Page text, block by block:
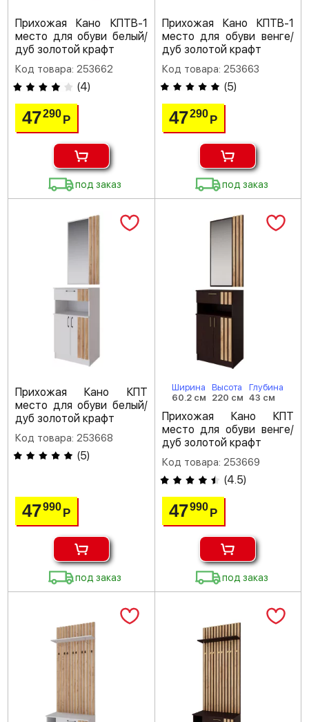
Прихожая Кано КПТВ-1
место для обуви белый/
дуб золотой крафт
Код товара: 253662
(4)
47290Р
под заказ
Прихожая Кано КПТВ-1
место для обуви венге/
дуб золотой крафт
Код товара: 253663
(5)
47290 Р
под заказ
Прихожая Кано КПТ
место для обуви белый/
дуб золотой крафт
Код товара: 253668
(5)
47990Р
под заказ
Ширина
60.2 см
Высота
220 см
Глубина
43 см
Прихожая Кано КПТ
место для обуви венге/
дуб золотой крафт
Код товара: 253669
(4.5)
47990 Р
под заказ